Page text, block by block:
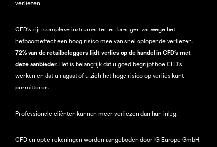
verliezen.
CFD’s zijn complexe instrumenten en brengen vanwege het
hefboomeffect een hoog risico mee van snel oplopende verliezen.
72% van de retailbeleggers lijdt verlies op de handel in CFD’s met
deze aanbieder. Het is belangrijk dat u goed begrijpt hoe CFD's
werken en dat u nagaat of u zich het hoge risico op verlies kunt
permitteren.
Professionele cliënten kunnen meer verliezen dan hun inleg.
CFD en optie rekeningen worden aangeboden door IG Europe GmbH.